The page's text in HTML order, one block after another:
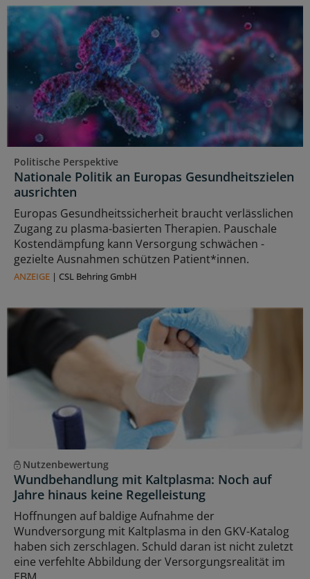
Politische Perspektive
Nationale Politik an Europas Gesundheitszielen
ausrichten
Europas Gesundheitssicherheit braucht verlässlichen
Zugang zu plasma‑basierten Therapien. Pauschale
Kostendämpfung kann Versorgung schwächen -
gezielte Ausnahmen schützen Patient*innen.
ANZEIGE | CSL Behring GmbH
Nutzenbewertung
Wundbehandlung mit Kaltplasma: Noch auf
Jahre hinaus keine Regelleistung
Hoffnungen auf baldige Aufnahme der
Wundversorgung mit Kaltplasma in den GKV-Katalog
haben sich zerschlagen. Schuld daran ist nicht zuletzt
eine verfehlte Abbildung der Versorgungsrealität im